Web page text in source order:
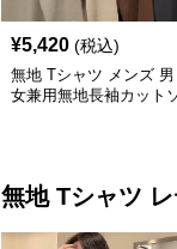
¥5,420 (税込)
無地 Tシャツ メンズ 男
女兼用無地長袖カット
無地 Tシャツ